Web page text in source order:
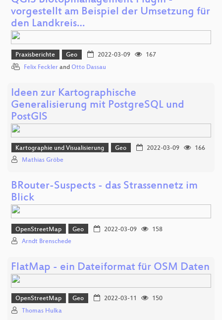
vorgestellt am Beispiel der Umsetzung für
den Landkreis…
Praxisberichte Geo 2022-03-09
167
Felix Feckler and Otto Dassau
Ideen zur Kartographische
Generalisierung mit PostgreSQL und
PostGIS
Kartographie und Visualisierung Geo 2022-03-09
166
Mathias Gröbe
BRouter-Suspects - das Strassennetz im
Blick
OpenStreetMap Geo 2022-03-09
158
Arndt Brenschede
FlatMap - ein Dateiformat für OSM Daten
OpenStreetMap Geo 2022-03-11
150
Thomas Hulka